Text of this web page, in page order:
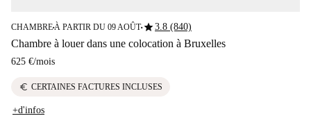
CHAMBRE■À PARTIR DU 09 AOÛT■star3.8 (840)
Chambre à louer dans une colocation à Bruxelles
625 €/mois
euro CERTAINES FACTURES INCLUSES
+d'infos